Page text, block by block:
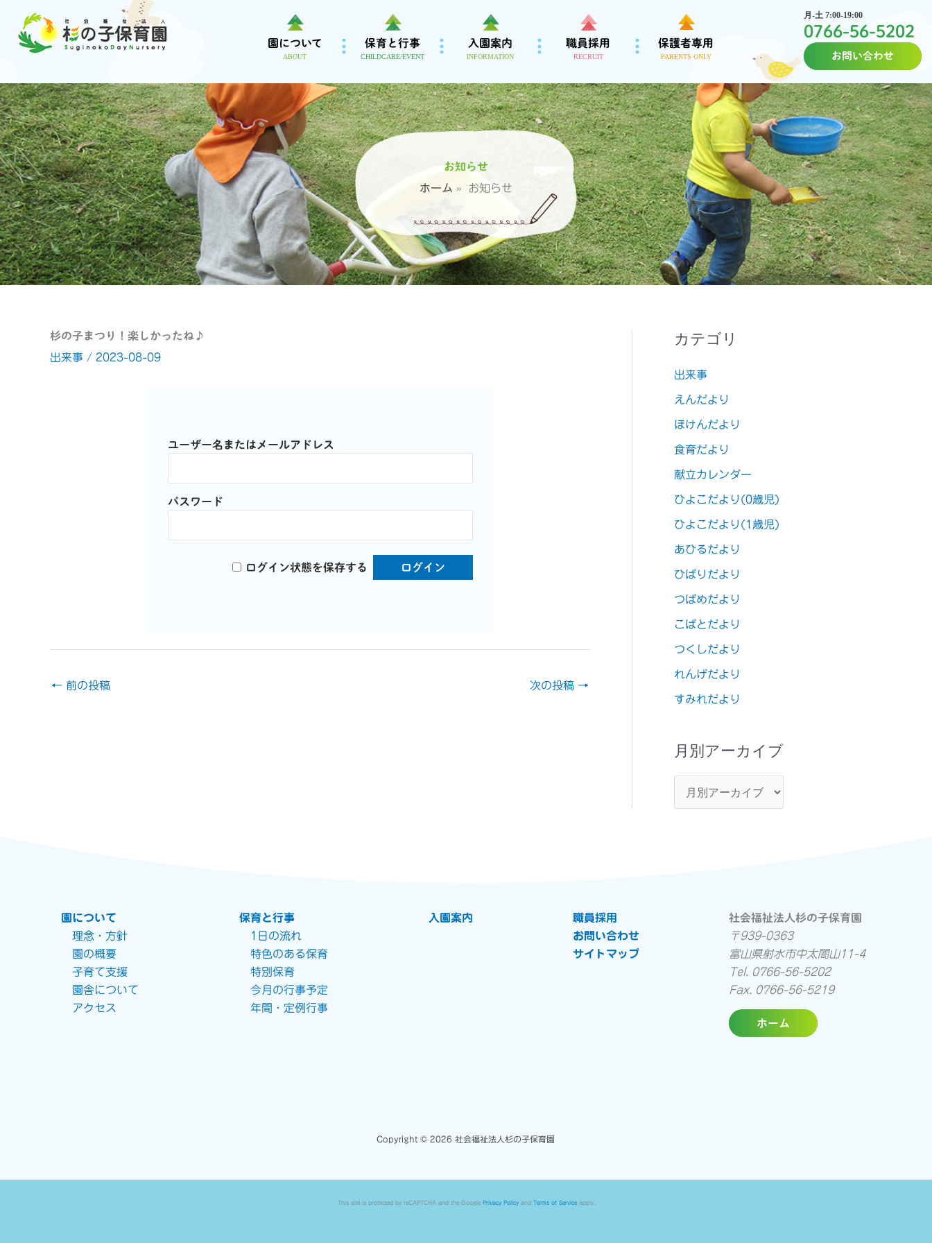
ッ
プ
園について
ABOUT
保育と行事
CHILDCARE/EVENT
入園案内
INFORMATION
職員採用
RECRUIT
保護者専用
PARENTS ONLY
月-土 7:00-19:00
0766-56-5202
お問い合わせ
お知らせ
ホーム
お知らせ
杉の子まつり！楽しかったね♪
出来事 / 2023-08-09
ユーザー名またはメールアドレス
パスワード
ログイン状態を保存する
← 前の投稿 次の投稿 →
カテゴリ
出来事
えんだより
ほけんだより
食育だより
献立カレンダー
ひよこだより(0歳児)
ひよこだより(1歳児)
あひるだより
ひばりだより
つばめだより
こばとだより
つくしだより
れんげだより
すみれだより
月別アーカイブ
園について
理念・方針
園の概要
子育て支援
園舎について
アクセス
保育と行事
1日の流れ
特色のある保育
特別保育
今月の行事予定
年間・定例行事
入園案内
職員採用
お問い合わせ
サイトマップ
社会福祉法人杉の子保育園
〒939-0363
富山県射水市中太閤山11-4
Tel. 0766-56-5202
Fax. 0766-56-5219
ホーム
Copyright © 2026 社会福祉法人杉の子保育園
This site is protected by reCAPTCHA and the Google Privacy Policyand Terms of Serviceapply.